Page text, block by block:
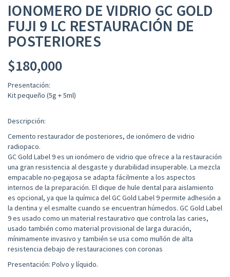
IONOMERO DE VIDRIO GC GOLD
FUJI 9 LC RESTAURACIÓN DE
POSTERIORES
$180,000
Presentación:
Kit pequeño (5g + 5ml)
Descripción:
Cemento restaurador de posteriores, de ionómero de vidrio
radiopaco.
GC Gold Label 9 es un ionómero de vidrio que ofrece a la restauración
una gran resistencia al desgaste y durabilidad insuperable. La mezcla
empacable no-pegajosa se adapta fácilmente a los aspectos
internos de la preparación. El dique de hule dental para aislamiento
es opcional, ya que la química del GC Gold Label 9 permite adhesión a
la dentina y el esmalte cuando se encuentran húmedos. GC Gold Label
9 es usado como un material restaurativo que controla las caries,
usado también como material provisional de larga duración,
mínimamente invasivo y también se usa como muñón de alta
resistencia debajo de restauraciones con coronas
Presentación: Polvo y líquido.